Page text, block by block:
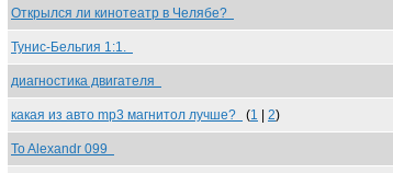
Открылся ли кинотеатр в Челябе?
Тунис-Бельгия 1:1.
диагностика двигателя
какая из авто mp3 магнитол лучше? (1 2)
To Alexandr 099